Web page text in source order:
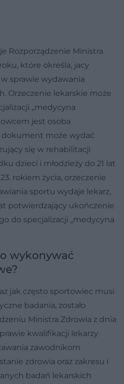
Rozporządzenie Ministra
które określa, jacy
sprawie wydawania
Orzeczenie lekarskie może
„medycyna
jest osoba
dokument może wydać
się w rehabilitacji
dzieci i młodzieży do 21 lat
rokiem życia, orzeczenie
sportu wydaje lekarz,
potwierdzający ukończenie
do specjalizacji „medycyna
wykonywać
jak często sportowiec musi
badania, zostało
Ministra Zdrowia z dnia
kwalifikacji lekarzy
zawodnikom
zdrowia oraz zakresu i
badań lekarskich